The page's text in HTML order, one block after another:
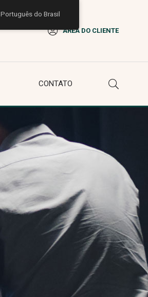
ÁREA DO CLIENTE
CONTATO
Português do Brasil